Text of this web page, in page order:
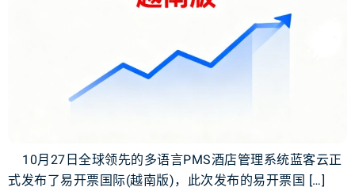
10月27日全球领先的多语言PMS酒店管理系统蓝客云正
式发布了易开票国际(越南版)，此次发布的易开票国 […]